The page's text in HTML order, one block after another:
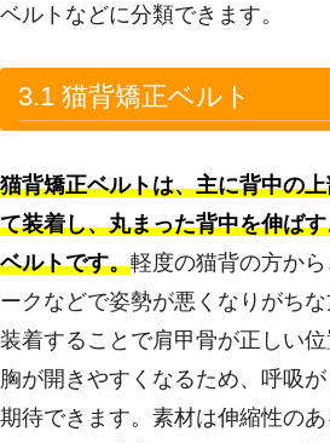
ベルトなどに分類できます。
3.1 猫背矯正ベルト
猫背矯正ベルトは、主に背中の
て装着し、丸まった背中を伸ば
ベルトです。軽度の猫背の方か
ークなどで姿勢が悪くなりがちな
装着することで肩甲骨が正しい位
胸が開きやすくなるため、呼吸
期待できます。素材は伸縮性の